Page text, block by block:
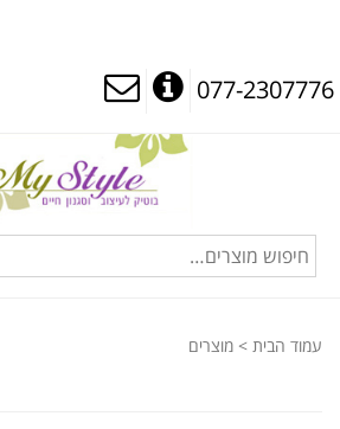
077-2307776
עמוד הבית > מוצרים